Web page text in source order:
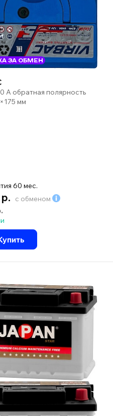
ЗА ОБМЕН
А обратная полярность
мм
60 мес.
с обменом